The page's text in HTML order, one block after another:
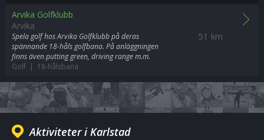
51 km
Arvika Golfklubb
Arvika
Spela golf hos Arvika Golfklubb på deras
spännande 18-håls golfbana. På anläggningen
finns även putting green, driving range m.m.
Golf | 18-hålsbana
Aktiviteter i Karlstad